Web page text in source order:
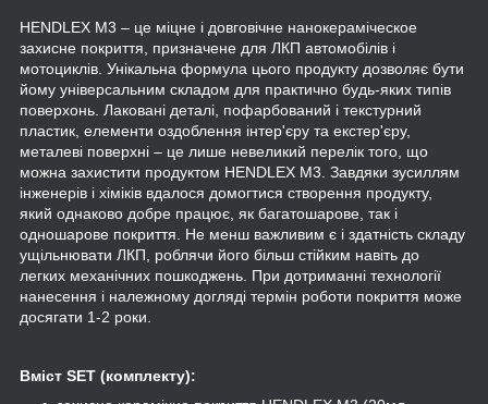
HENDLEX M3 – це міцне і довговічне нанокераміческое
захисне покриття, призначене для ЛКП автомобілів і
мотоциклів. Унікальна формула цього продукту дозволяє бути
йому універсальним складом для практично будь-яких типів
поверхонь. Лаковані деталі, пофарбований і текстурний
пластик, елементи оздоблення інтер'єру та екстер'єру,
металеві поверхні – це лише невеликий перелік того, що
можна захистити продуктом HENDLEX M3. Завдяки зусиллям
інженерів і хіміків вдалося домогтися створення продукту,
який однаково добре працює, як багатошарове, так і
одношарове покриття. Не менш важливим є і здатність складу
ущільнювати ЛКП, роблячи його більш стійким навіть до
легких механічних пошкоджень. При дотриманні технології
нанесення і належному догляді термін роботи покриття може
досягати 1-2 роки.
Вміст SET (комплекту):